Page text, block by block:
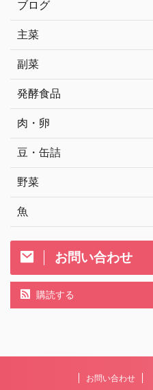
ブログ
主菜
副菜
発酵食品
肉・卵
豆・缶詰
野菜
魚
お問い合わせ
購読する
お問い合わせ